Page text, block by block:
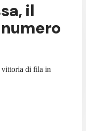
il
vittoria di fila in